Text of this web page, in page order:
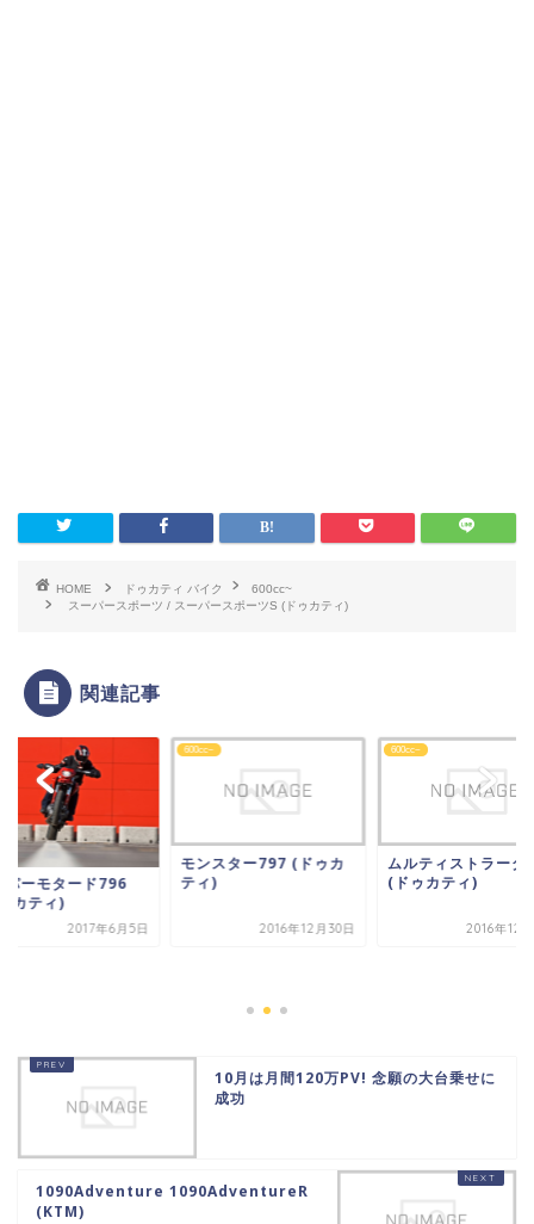
HOME ドゥカティ バイク
600cc~
スーパースポーツ / スーパースポーツS (ドゥカティ)
関連記事
パーモタード796
カティ)
2017年6月5日
600cc~
モンスター797 (ドゥカ
ティ)
2016年12月30日
600cc~
ムルティストラーダ
(ドゥカティ)
2016年12
10月は月間120万PV! 念願の大台乗せに
成功
1090Adventure 1090AdventureR
(KTM)